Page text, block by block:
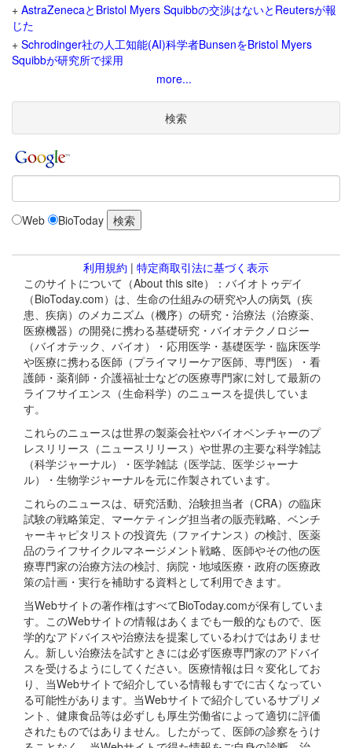
+ AstraZenecaとBristol Myers Squibbの交渉はないとReutersが報
じた
+ Schrodinger社の人工知能(AI)科学者BunsenをBristol Myers
Squibbが研究所で採用
more...
検索
Web BioToday
利用規約 | 特定商取引法に基づく表示
このサイトについて（About this site）：バイオトゥデイ
（BioToday.com）は、生命の仕組みの研究や人の病気（疾
患、疾病）のメカニズム（機序）の研究・治療法（治療薬、
医療機器）の開発に携わる基礎研究・バイオテクノロジー
（バイオテック、バイオ）・応用医学・基礎医学・臨床医学
や医療に携わる医師（プライマリーケア医師、専門医）・看
護師・薬剤師・介護福祉士などの医療専門家に対して最新の
ライフサイエンス（生命科学）のニュースを提供していま
す。
これらのニュースは世界の製薬会社やバイオベンチャーのプ
レスリリース（ニュースリリース）や世界の主要な科学雑誌
（科学ジャーナル）・医学雑誌（医学誌、医学ジャーナ
ル）・生物学ジャーナルを元に作製されています。
これらのニュースは、研究活動、治験担当者（CRA）の臨床
試験の戦略策定、マーケティング担当者の販売戦略、ベンチ
ャーキャピタリストの投資先（ファイナンス）の検討、医薬
品のライフサイクルマネージメント戦略、医師やその他の医
療専門家の治療方法の検討、病院・地域医療・政府の医療政
策の計画・実行を補助する資料として利用できます。
当Webサイトの著作権はすべてBioToday.comが保有していま
す。このWebサイトの情報はあくまでも一般的なもので、医
学的なアドバイスや治療法を提案しているわけではありませ
ん。新しい治療法を試すときには必ず医療専門家のアドバイ
スを受けるようにしてください。医療情報は日々変化してお
り、当Webサイトで紹介している情報もすでに古くなってい
る可能性があります。当Webサイトで紹介しているサプリメ
ント、健康食品等は必ずしも厚生労働省によって適切に評価
されたものではありません。したがって、医師の診察をうけ